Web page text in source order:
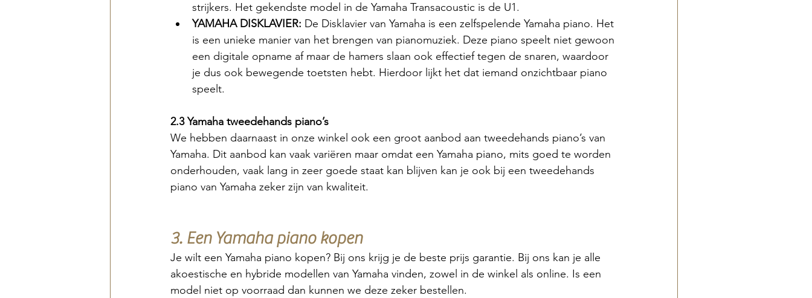
strijkers. Het gekendste model in de Yamaha Transacoustic is de U1.
YAMAHA DISKLAVIER: De Disklavier van Yamaha is een zelfspelende Yamaha piano. Het
is een unieke manier van het brengen van pianomuziek. Deze piano speelt niet gewoon
een digitale opname af maar de hamers slaan ook effectief tegen de snaren, waardoor
je dus ook bewegende toetsten hebt. Hierdoor lijkt het dat iemand onzichtbaar piano
speelt.
2.3 Yamaha tweedehands piano’s
We hebben daarnaast in onze winkel ook een groot aanbod aan tweedehands piano’s van
Yamaha. Dit aanbod kan vaak variëren maar omdat een Yamaha piano, mits goed te worden
onderhouden, vaak lang in zeer goede staat kan blijven kan je ook bij een tweedehands
piano van Yamaha zeker zijn van kwaliteit.
3. Een Yamaha piano kopen
Je wilt een Yamaha piano kopen? Bij ons krijg je de beste prijs garantie. Bij ons kan je alle
akoestische en hybride modellen van Yamaha vinden, zowel in de winkel als online. Is een
model niet op voorraad dan kunnen we deze zeker bestellen.